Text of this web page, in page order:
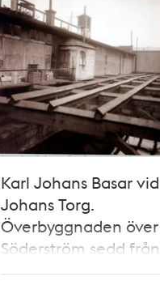
Karl Johans Basar
Johans Torg.
Överbyggnaden över
Söderström sedd från
väster